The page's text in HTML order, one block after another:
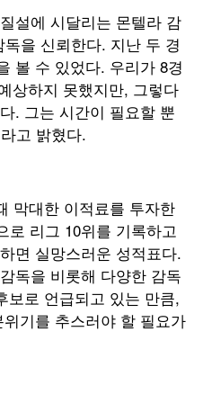
설에 시달리는 몬텔라 감
을 신뢰한다. 지난 두 경
볼 수 있었다. 우리가 8경
상하지 못했지만, 그렇다
. 그는 시간이 필요할 뿐
고 밝혔다.
막대한 이적료를 투자한
로 리그 10위를 기록하고
면 실망스러운 성적표다.
독을 비롯해 다양한 감독
보로 언급되고 있는 만큼,
기를 추스러야 할 필요가